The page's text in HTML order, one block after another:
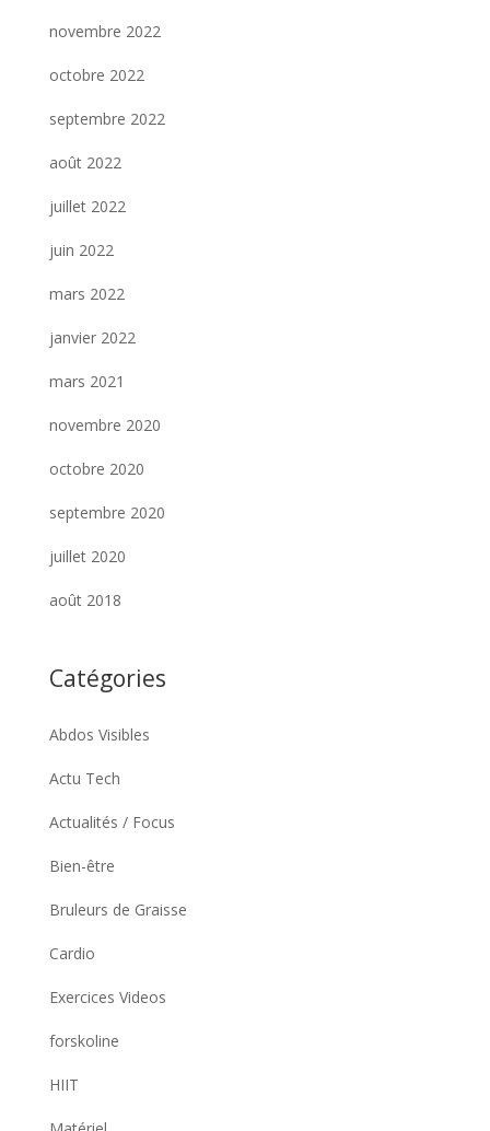
novembre 2022
octobre 2022
septembre 2022
août 2022
juillet 2022
juin 2022
mars 2022
janvier 2022
mars 2021
novembre 2020
octobre 2020
septembre 2020
juillet 2020
août 2018
Catégories
Abdos Visibles
Actu Tech
Actualités / Focus
Bien-être
Bruleurs de Graisse
Cardio
Exercices Videos
forskoline
HIIT